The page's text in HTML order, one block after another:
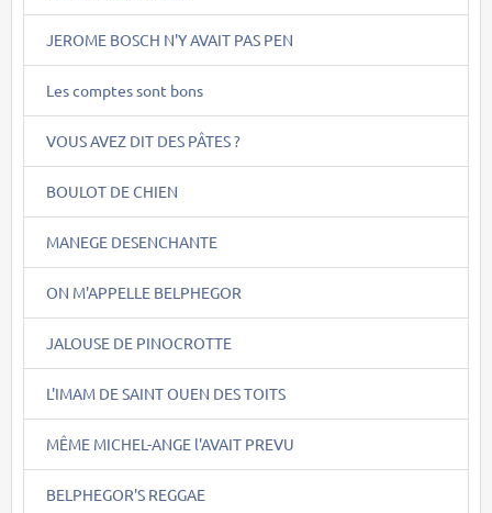
JEROME BOSCH N'Y AVAIT PAS PEN
Les comptes sont bons
VOUS AVEZ DIT DES PÂTES ?
BOULOT DE CHIEN
MANEGE DESENCHANTE
ON M'APPELLE BELPHEGOR
JALOUSE DE PINOCROTTE
L'IMAM DE SAINT OUEN DES TOITS
MÊME MICHEL-ANGE l'AVAIT PREVU
BELPHEGOR'S REGGAE